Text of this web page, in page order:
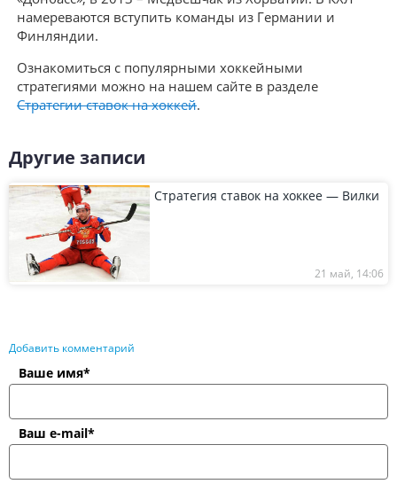
намереваются вступить команды из Германии и
Финляндии.
Ознакомиться с популярными хоккейными
стратегиями можно на нашем сайте в разделе
Стратегии ставок на хоккей.
Другие записи
Стратегия ставок на хоккее — Вилки
21 май, 14:06
Добавить комментарий
Ваше имя*
Ваш e-mail*